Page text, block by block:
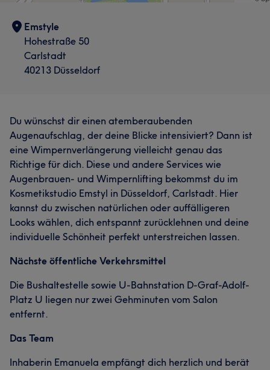
Emstyle
Hohestraße 50
Carlstadt
40213 Düsseldorf
Du wünschst dir einen atemberaubenden
Augenaufschlag, der deine Blicke intensiviert? Dann ist
eine Wimpernverlängerung vielleicht genau das
Richtige für dich. Diese und andere Services wie
Augenbrauen- und Wimpernlifting bekommst du im
Kosmetikstudio Emstyl in Düsseldorf, Carlstadt. Hier
kannst du zwischen natürlichen oder auffälligeren
Looks wählen, dich entspannt zurücklehnen und deine
individuelle Schönheit perfekt unterstreichen lassen.
Nächste öffentliche Verkehrsmittel
Die Bushaltestelle sowie U-Bahnstation D-Graf-Adolf-
Platz U liegen nur zwei Gehminuten vom Salon
entfernt.
Das Team
Inhaberin Emanuela empfängt dich herzlich und berät